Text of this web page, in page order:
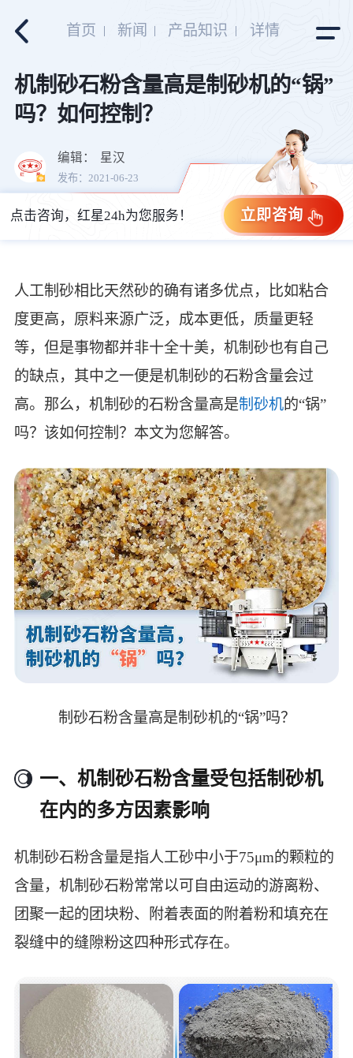
首页 新闻 产品知识 详情
机制砂石粉含量高是制砂机的“锅”
吗？如何控制？
编辑： 星汉
发布：2021-06-23
立即咨询
点击咨询，红星24h为您服务！
人工制砂相比天然砂的确有诸多优点，比如粘合
度更高，原料来源广泛，成本更低，质量更轻
等，但是事物都并非十全十美，机制砂也有自己
的缺点，其中之一便是机制砂的石粉含量会过
高。那么，机制砂的石粉含量高是制砂机的“锅”
吗？该如何控制？本文为您解答。
制砂石粉含量高是制砂机的“锅”吗？
一、机制砂石粉含量受包括制砂机
在内的多方因素影响
机制砂石粉含量是指人工砂中小于75μm的颗粒的
含量，机制砂石粉常常以可自由运动的游离粉、
团聚一起的团块粉、附着表面的附着粉和填充在
裂缝中的缝隙粉这四种形式存在。